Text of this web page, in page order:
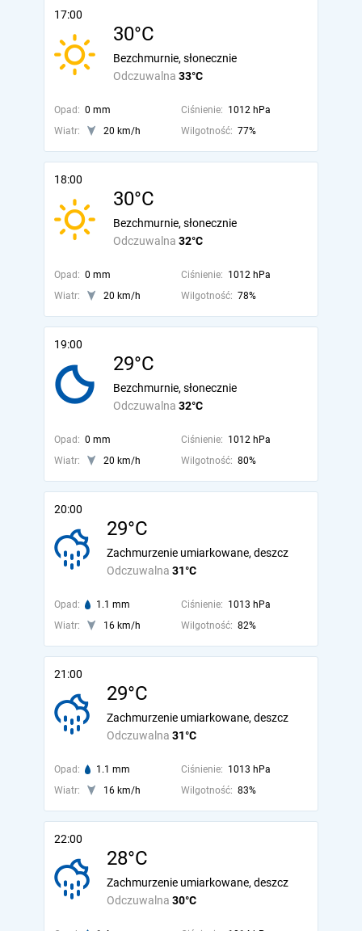
17:00
30°C
Odczuwalna 33°C
Bezchmurnie, słonecznie
Opad: 0 mm Ciśnienie: 1012 hPa
Wiatr:
20 km/h Wilgotność: 77%
18:00
30°C
Odczuwalna 32°C
Bezchmurnie, słonecznie
Opad: 0 mm Ciśnienie: 1012 hPa
Wiatr:
20 km/h Wilgotność: 78%
19:00
29°C
Odczuwalna 32°C
Bezchmurnie, słonecznie
Opad: 0 mm Ciśnienie: 1012 hPa
Wiatr:
20 km/h Wilgotność: 80%
20:00
29°C
Odczuwalna 31°C
Zachmurzenie umiarkowane, deszcz
Opad: 1.1 mm Ciśnienie: 1013 hPa
Wiatr:
16 km/h Wilgotność: 82%
21:00
29°C
Odczuwalna 31°C
Zachmurzenie umiarkowane, deszcz
Opad: 1.1 mm Ciśnienie: 1013 hPa
Wiatr:
16 km/h Wilgotność: 83%
22:00
28°C
Odczuwalna 30°C
Zachmurzenie umiarkowane, deszcz